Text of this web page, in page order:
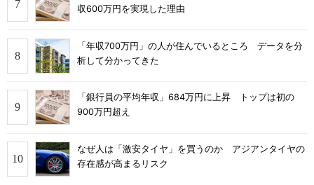
収600万円を実現した理由
「年収700万円」の人が住んでいるところ データを分
析して分かってきた
「銀行員の平均年収」684万円に上昇 トップは初の
900万円超え
なぜ人は「激安タイヤ」を買うのか アジアンタイヤの
存在感が高まるリスク